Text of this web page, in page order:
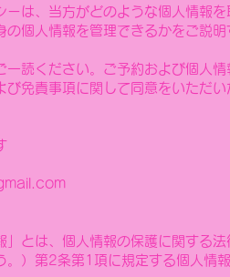
ーは、当方がどのような個人情報
個人情報を管理できるかをご説明
一読ください。ご予約および個人
免責事項に関して同意をいただい
とは、個人情報の保護に関する法
。）第2条第1項に規定する個人情報